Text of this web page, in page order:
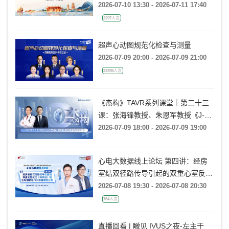
2026-07-10 13:30 - 2026-07-11 17:40
2297人次
超声心动图规范化检查与测量
2026-07-09 20:00 - 2026-07-09 21:00
22395人次
《杰构》TAVR系列课堂｜第二十三
课：张海锋教授、朱恩军教授《J-
VALVE TF 治疗超大左心室流出道
2026-07-09 18:00 - 2026-07-09 19:00
心电大数据线上论坛 第四讲：经房
室结双径路传导引起的双重心室反应
(非折返)的心电图特征及大数据案例
分析
2026-07-08 19:30 - 2026-07-08 20:30
764人次
直播回看 | 瞰见 IVUS之夜-左主干